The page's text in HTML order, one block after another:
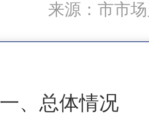
来源：市市
一、总体情况